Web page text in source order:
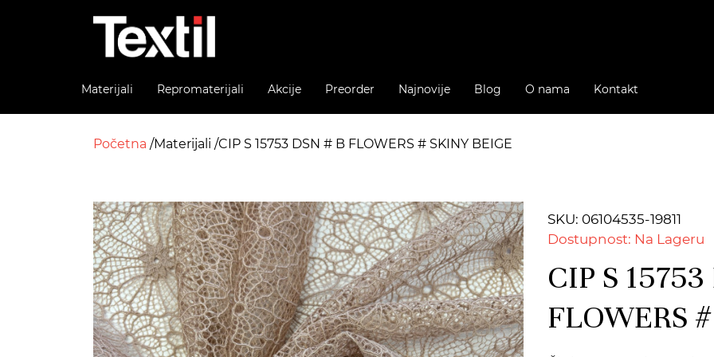
Materijali Repromaterijali Akcije Preorder Najnovije Blog O nama Kontakt
Početna Materijali CIP S 15753 DSN # B FLOWERS # SKINY BEIGE
SKU: 06104535-19811
Dostupnost: Na Lageru
CIP S
FLOWERS